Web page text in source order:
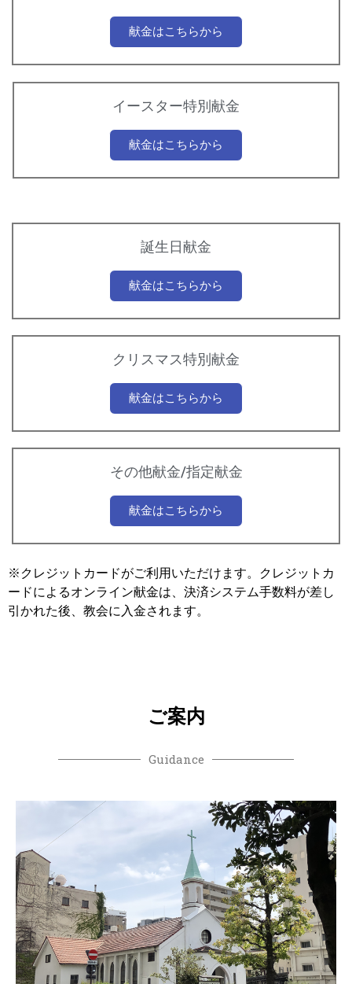
献金はこちらから
イースター特別献金
献金はこちらから
誕生日献金
献金はこちらから
クリスマス特別献金
献金はこちらから
その他献金/指定献金
献金はこちらから
※クレジットカードがご利用いただけます。クレジットカ
ードによるオンライン献金は、決済システム手数料が差し
引かれた後、教会に入金されます。
ご案内
Guidance